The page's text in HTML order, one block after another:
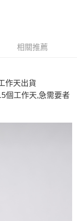
止日，確認付款後即完
確認頁面所載為準。
通過，訂單將自動取
月結算日後寄送繳費提
灣大直營門市／銀行轉
稱本公司）所提供，讓
商店將買賣／分期付款
交帳款。
方式。 讓您購物簡單
至「AFTEE先享後付」
帳。
結，可透過四大超商／
完成。
需要取消訂單，請聯絡
效，需透過AFTEE先享
相關推薦
作天出貨
個工作天,急需要者